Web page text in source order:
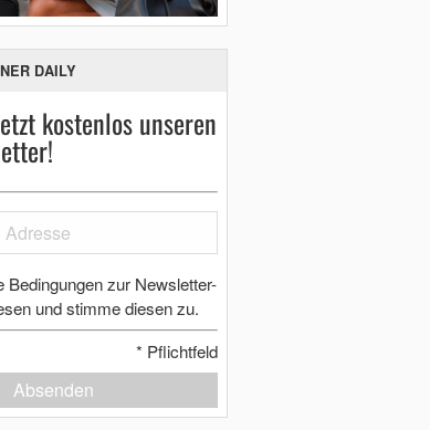
DAILY
kostenlos unseren
Bedingungen zur Newsletter-
und stimme diesen zu.
* Pflichtfeld
Absenden